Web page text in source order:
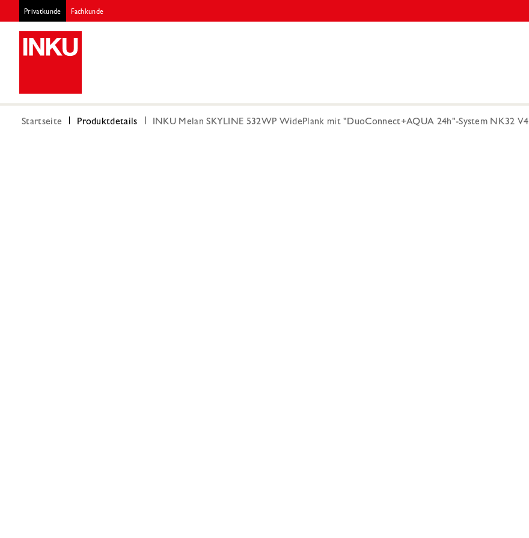
Privatkunde Fachkunde
Startseite Produktdetails INKU Melan SKYLINE 532WP WidePlank mit "DuoConnect+AQUA 24h"-System NK32 V4